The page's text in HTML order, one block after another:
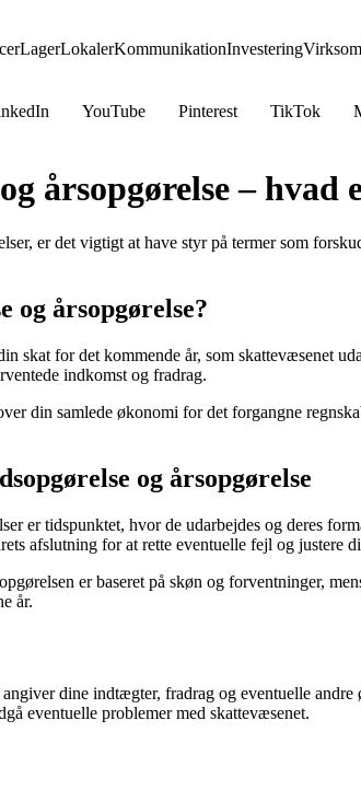
LagerLokalerKommunikationInvestering
YouTube Pinterest TikTok
årsopgørelse – hvad
er det vigtigt at have styr på termer som
og årsopgørelse?
skat for det kommende år, som skattevæsenet
indkomst og fradrag.
din samlede økonomi for det forgangne
og årsopgørelse
er tidspunktet, hvor de udarbejdes og deres
afslutning for at rette eventuelle fejl og justere
er baseret på skøn og forventninger,
år.
dine indtægter, fradrag og eventuelle
eventuelle problemer med skattevæsenet.